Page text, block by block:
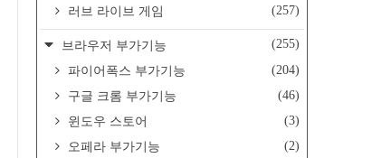
러브 라이브 게임
(257)
브라우저 부가기능
(255)
파이어폭스 부가기능
(204)
구글 크롬 부가기능
(46)
윈도우 스토어
(3)
오페라 부가기능
(2)